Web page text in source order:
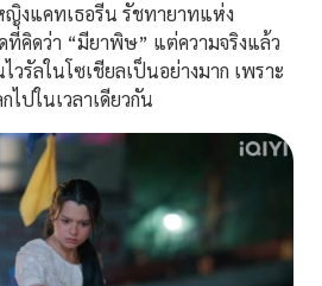
คทเธอรีน รัชทายาทแห่ง
ที่คิดว่า “มียาพิษ” แต่ความจริงแล้ว
วรัลในโซเชียลเป็นอย่างมาก เพราะ
ปในเวลาเดียวกัน